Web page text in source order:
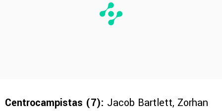
Centrocampistas (7): Jacob Bartlett, Zorhan